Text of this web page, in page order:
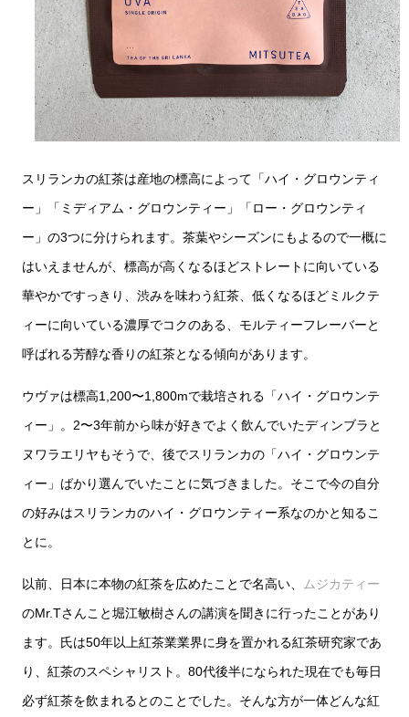
スリランカの紅茶は産地の標高によって「ハイ・グロウンティ
ー」「ミディアム・グロウンティー」「ロー・グロウンティ
ー」の3つに分けられます。茶葉やシーズンにもよるので一概に
はいえませんが、標高が高くなるほどストレートに向いている
華やかですっきり、渋みを味わう紅茶、低くなるほどミルクテ
ィーに向いている濃厚でコクのある、モルティーフレーバーと
呼ばれる芳醇な香りの紅茶となる傾向があります。
ウヴァは標高1,200〜1,800mで栽培される「ハイ・グロウンテ
ィー」。2〜3年前から味が好きでよく飲んでいたディンブラと
ヌワラエリヤもそうで、後でスリランカの「ハイ・グロウンテ
ィー」ばかり選んでいたことに気づきました。そこで今の自分
の好みはスリランカのハイ・グロウンティー系なのかと知るこ
とに。
以前、日本に本物の紅茶を広めたことで名高い、
ムジカティー
のMr.Tさんこと堀江敏樹さんの講演を聞きに行ったことがあり
ます。氏は50年以上紅茶業業界に身を置かれる紅茶研究家であ
り、紅茶のスペシャリスト。80代後半になられた現在でも毎日
必ず紅茶を飲まれるとのことでした。そんな方が一体どんな紅